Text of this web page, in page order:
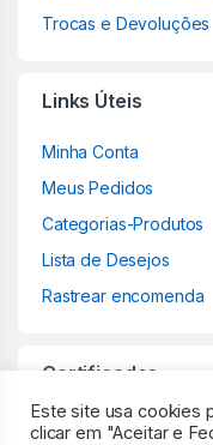
Trocas e Devoluções
Links Úteis
Minha Conta
Meus Pedidos
Categorias-Produtos
Lista de Desejos
Rastrear encomenda
Certificados
Este site usa cookies
clicar em "Aceitar e